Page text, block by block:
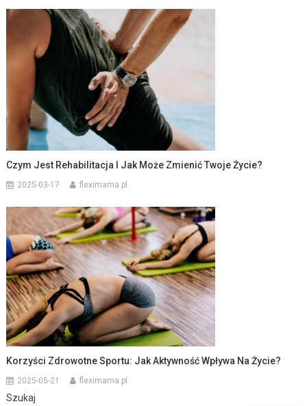
Czym Jest Rehabilitacja I Jak Może Zmienić Twoje Życie?
2025-03-17 fleximama.pl
Korzyści Zdrowotne Sportu: Jak Aktywność Wpływa Na Życie?
2025-05-21 fleximama.pl
Szukaj